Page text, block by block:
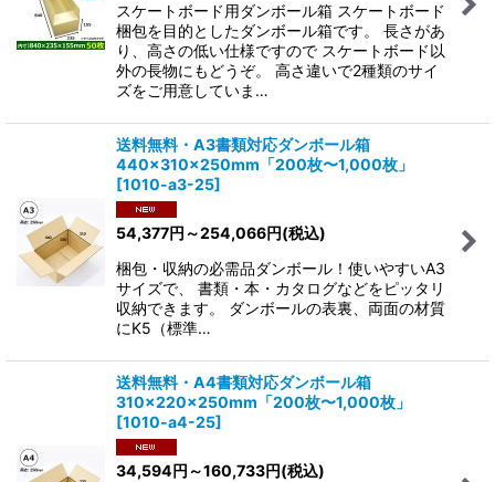
スケートボード用ダンボール箱 スケートボード
梱包を目的としたダンボール箱です。 長さがあ
り、高さの低い仕様ですので スケートボード以
外の長物にもどうぞ。 高さ違いで2種類のサイ
ズをご用意していま…
送料無料・A3書類対応ダンボール箱
440×310×250mm「200枚〜1,000枚」
[1010-a3-25]
54,377円 ～254,066円(税込)
梱包・収納の必需品ダンボール！使いやすいA3
サイズで、 書類・本・カタログなどをピッタリ
収納できます。 ダンボールの表裏、両面の材質
にK5（標準…
送料無料・A4書類対応ダンボール箱
310×220×250mm「200枚〜1,000枚」
[1010-a4-25]
34,594円 ～160,733円(税込)